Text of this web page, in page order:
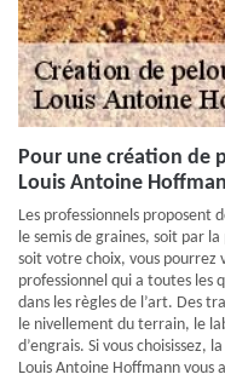
Pour une création de
Louis Antoine
Les professionnels proposent
le semis de graines, soit par
soit votre choix, vous pourrez
professionnel qui a toutes les
dans les règles de l’art. Des
le nivellement du terrain, le
d’engrais. Si vous choisissez,
Louis Antoine Hoffmann vous